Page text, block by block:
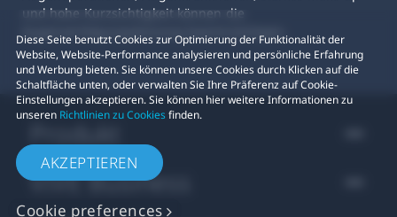
und hohe Kurzsichtigkeit können die
Augenverfolgungsleistung beeinträchtigen.
Diese Seite benutzt Cookies zur Optimierung der Funktionalität der
Website, Website-Performance analysieren und persönliche Erfahrung
und Werbung bieten. Sie können unsere Cookies durch Klicken auf die
Schaltfläche unten, oder verwalten Sie Ihre Präferenz auf Cookie-
Einstellungen akzeptieren. Sie können hier weitere Informationen zu
unseren Richtlinien zu Cookiesfinden.
AKZEPTIEREN
Cookie preferences
VIVE Business